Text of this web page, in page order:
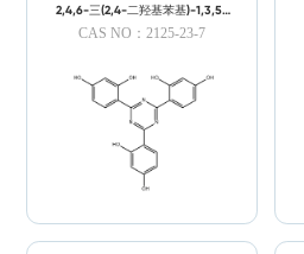
2,4,6-三(2,4-二羟基苯基)-1,3,5-
CAS NO：2125-23-7